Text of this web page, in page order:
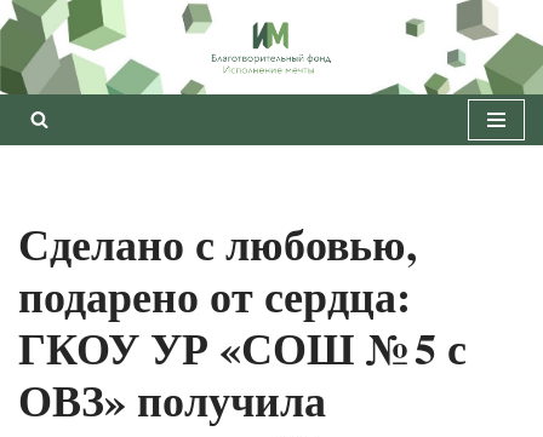
Перейти
к
содержимому
Сделано с любовью,
подарено от сердца:
ГКОУ УР «СОШ № 5 с
ОВЗ» получила